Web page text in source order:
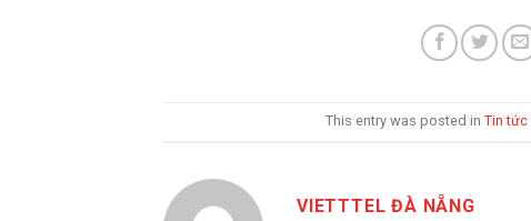
This entry was posted inTin tức
VIETTTEL ĐÀ NẴNG